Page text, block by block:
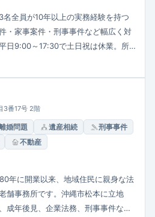
全員が10年以上の実務経験を持つ
・家事案件・刑事事件など幅広く対
日9:00～17:30で土日祝は休業。所
階）で、アクセスは「法務局入口」
で明示し、依頼者が利用しやすい体
3番17号 2階
婚問題 遺産相続
刑事事件
不動産
年に開業以来、地域住民に親身な法
舗事務所です。沖縄市松本に立地
成年後見、企業法務、刑事事件など